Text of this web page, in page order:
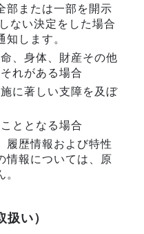
部または一部を開示
ない決定をした場合
します。
、身体、財産その他
れがある場合
に著しい支障を及ぼ
ととなる場合
履歴情報および特性
情報については、原
い）